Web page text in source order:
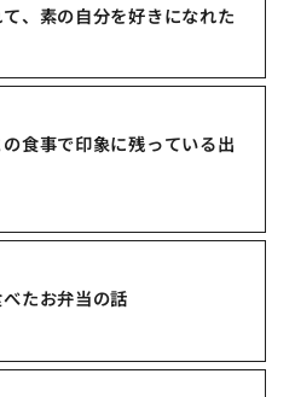
、素の自分を好きになれた
食事で印象に残っている出
たお弁当の話